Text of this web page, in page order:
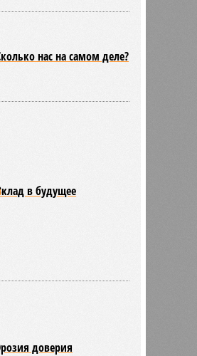
нас на самом деле?
в будущее
доверия